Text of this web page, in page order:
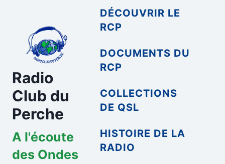
contenu
Radio
Club du
Perche
A l'écoute
des Ondes
DÉCOUVRIR LE
RCP
DOCUMENTS DU
RCP
COLLECTIONS
DE QSL
HISTOIRE DE LA
RADIO